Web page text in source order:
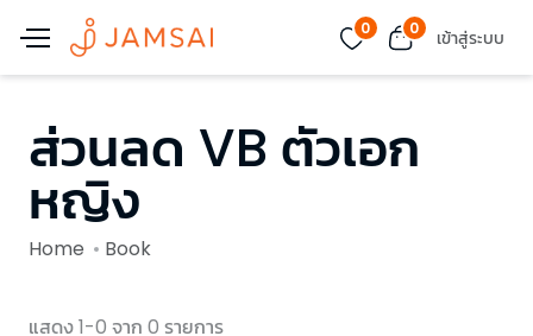
0 0 เข้าสู่ระบบ
ส่วนลด VB ตัวเอก
หญิง
Home Book
แสดง 1-0 จาก 0 รายการ